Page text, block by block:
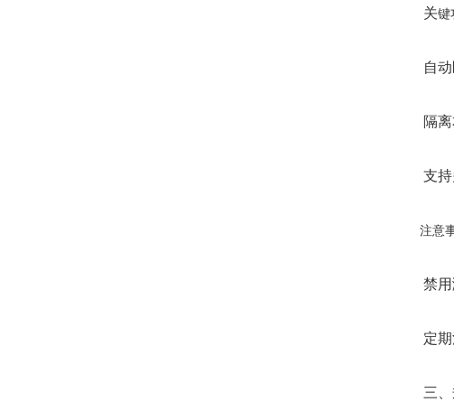
关键
自动匹
隔离本
支持多
注意事
禁用浏
定期清
三、规